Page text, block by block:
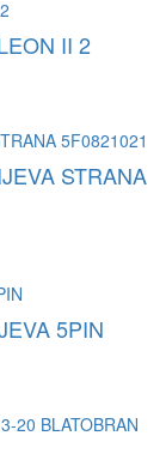
II 2
STRANA
5PIN